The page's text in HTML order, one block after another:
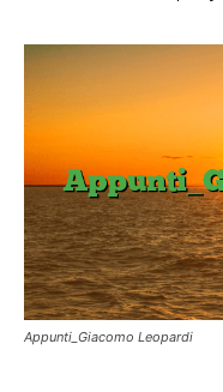
Appunti_Giacomo Leopardi